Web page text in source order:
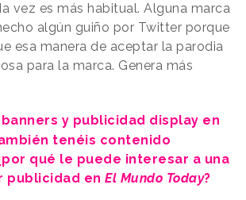
vez es más habitual. Alguna marca
algún guiño por Twitter porque
esa manera de aceptar la parodia
para la marca. Genera más
y publicidad display en
tenéis contenido
qué le puede interesar a una
publicidad en El Mundo Today?